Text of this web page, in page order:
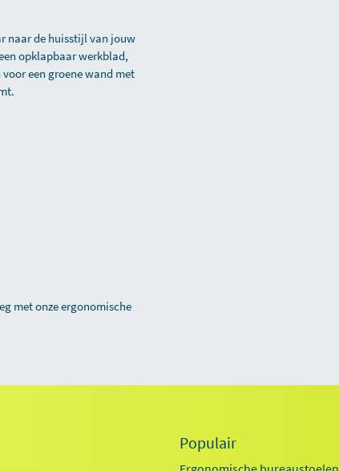
naar de huisstijl van jouw
opklapbaar werkblad,
een groene wand met
met onze ergonomische
Populair